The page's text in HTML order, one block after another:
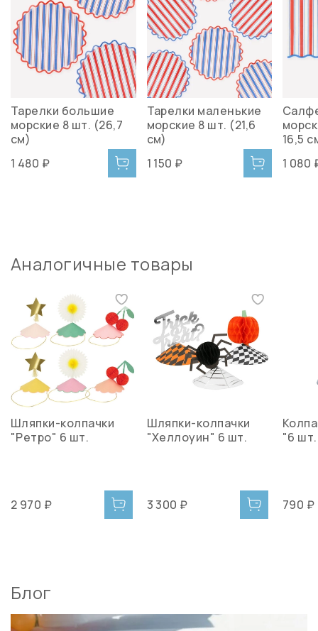
Тарелки большие
морские 8 шт. (26,7
см)
1 480 ₽
Тарелки маленькие
морские 8 шт. (21,6
см)
1 150 ₽
16,5
1 080
Аналогичные товары
Шляпки-колпачки
"Ретро" 6 шт.
2 970 ₽
Шляпки-колпачки
"Хеллоуин" 6 шт.
3 300 ₽
"6
790 ₽
Блог